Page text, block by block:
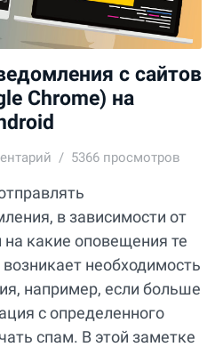
с сайтов
Chrome) на
5366 просмотров
в зависимости от
на какие оповещения те
необходимость
например, если больше
с определенного
спам. В этой заметке